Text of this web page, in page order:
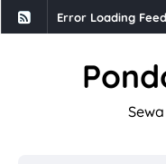
Error Loading